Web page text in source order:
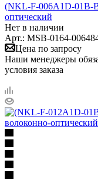
(NKL-F-006A1D-01B-
оптический
Нет в наличии
Арт.: MSB-0164-
Цена по запросу
Наши менеджеры
условия заказа